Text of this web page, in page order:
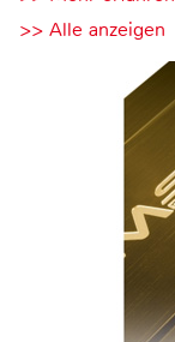
>> Alle anzeigen